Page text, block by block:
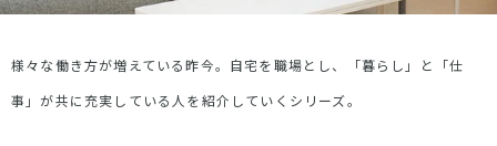
様々な働き方が増えている昨今。自宅を職場とし、「暮らし」と「仕
事」が共に充実している人を紹介していくシリーズ。